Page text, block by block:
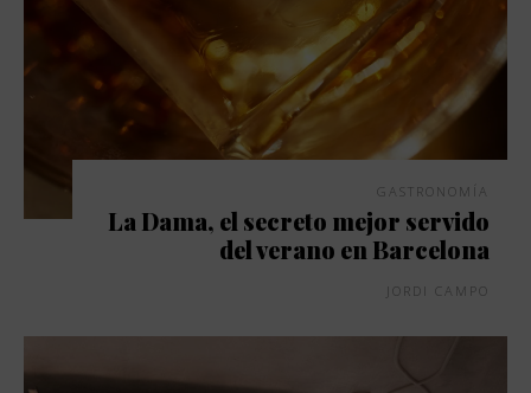
GASTRONOMÍA
La Dama, el secreto mejor servido
del verano en Barcelona
JORDI CAMPO